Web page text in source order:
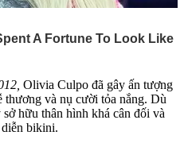
Olivia Culpo đã gây ấn tượng
thương và nụ cười tỏa nắng. Dù
hữu thâ‌n hìn‌h khá cân đối và
bikini.